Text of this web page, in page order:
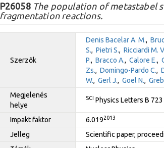
P26058The population of metastabel
fragmentation reactions.
Szerzők
Denis Bacelar A. M.,
S., Pietri S., Ricciardi M.
P., Bracco A., Calore E.,
Zs., Domingo-Pardo C.,
W., Gerl J., Goel N.,
Megjelenés
helye
SCI Physics Letters B
Impakt faktor 6.0192013
Jelleg
Scientific paper,